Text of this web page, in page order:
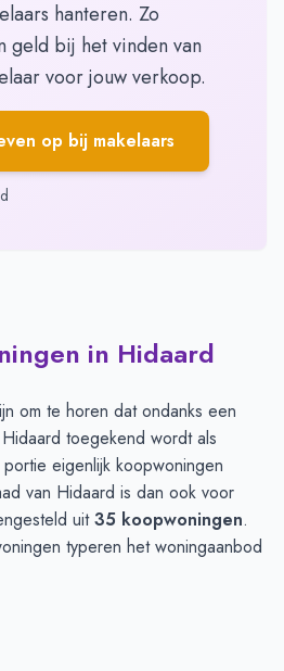
hanteren. Zo
geld bij het vinden van
voor jouw verkoop.
op bij makelaars
in Hidaard
om te horen dat ondanks een
toegekend wordt als
eigenlijk koopwoningen
van Hidaard is dan ook voor
uit35 koopwoningen.
typeren het woningaanbod